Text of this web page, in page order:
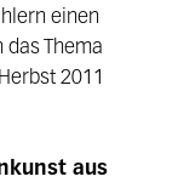
einen
Thema
2011
aus